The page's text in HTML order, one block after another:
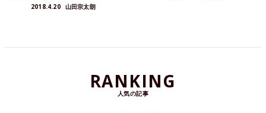
2018.4.20 山田宗太朗
RANKING
人気の記事